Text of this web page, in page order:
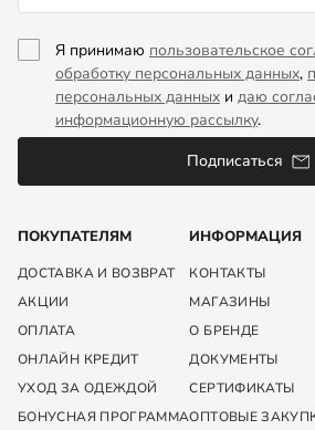
ПОКУПАТЕЛЯМ
ДОСТАВКА И ВОЗВРАТ
АКЦИИ
ОПЛАТА
ОНЛАЙН КРЕДИТ
УХОД ЗА ОДЕЖДОЙ
БОНУСНАЯ ПРОГРАММА
ИНФОРМАЦИЯ
КОНТАКТЫ
МАГАЗИНЫ
О БРЕНДЕ
ДОКУМЕНТЫ
СЕРТИФИКАТЫ
ОПТОВЫЕ
Я принимаю пользовательское
обработку персональных данных,
персональных данных и даю
информационную рассылку.
Подписаться